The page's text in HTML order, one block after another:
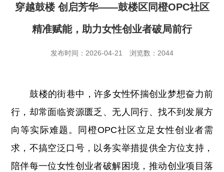
穿越鼓楼 创启芳华——鼓楼区同橙OPC社区
精准赋能，助力女性创业者破局前行
发布时间：2026-04-21 浏览数：2044
鼓楼的街巷中，许多女性怀揣创业梦想奋力前
行，却常面临资源匮乏、无人同行、找不到发展方
向等实际难题。
同橙OPC社区 立足女性创业者需
求，不搞空泛口号，以务实举措提供全方位支持，
陪伴每一位女性创业者破解困境，推动创业项目落